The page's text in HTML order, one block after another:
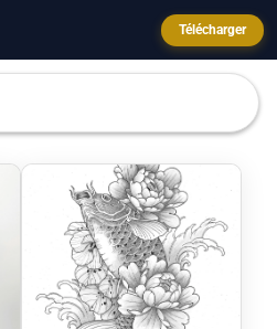
Télécharger